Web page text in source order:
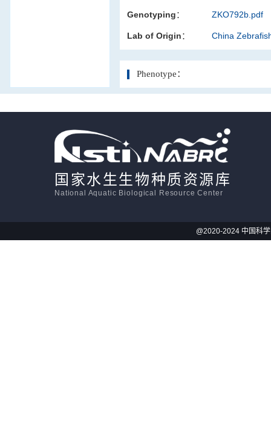
Genotyping： ZKO792b.pdf
Lab of Origin： China
Phenotype：
国家水生生物种质资源库
National Aquatic Biological Resource Center
@2020-2024 中国科